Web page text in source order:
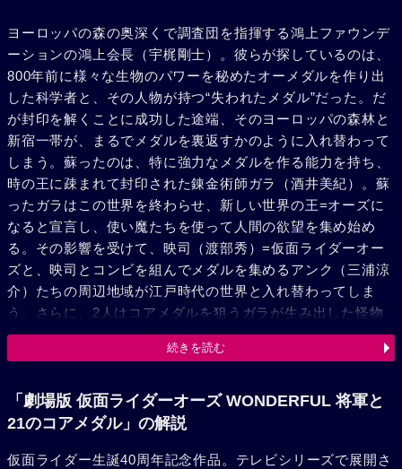
ヨーロッパの森の奥深くで調査団を指揮する鴻上ファウンデ
ーションの鴻上会長（宇梶剛士）。彼らが探しているのは、
800年前に様々な生物のパワーを秘めたオーメダルを作り出
した科学者と、その人物が持つ“失われたメダル”だった。だ
が封印を解くことに成功した途端、そのヨーロッパの森林と
新宿一帯が、まるでメダルを裏返すかのように入れ替わって
しまう。蘇ったのは、特に強力なメダルを作る能力を持ち、
時の王に疎まれて封印された錬金術師ガラ（酒井美紀）。蘇
ったガラはこの世界を終わらせ、新しい世界の王=オーズに
なると宣言し、使い魔たちを使って人間の欲望を集め始め
る。その影響を受けて、映司（渡部秀）=仮面ライダーオー
ズと、映司とコンビを組んでメダルを集めるアンク（三浦涼
介）たちの周辺地域が江戸時代の世界と入れ替わってしま
う。さらに、2人はコアメダルを狙うガラが生み出した怪物
ヤミーたちと戦う羽目に。オーズに変身するために必要なメ
ダルを次々に奪われ、大ピンチに陥る映司たち。出会った町
人々の欲望によって世界の終焉は刻一刻と進んでゆく。起死
回生の鍵を握るのは誰か。映司やアンクたちは世界の終焉を
続きを読む
「劇場版 仮面ライダーオーズ WONDERFUL 将軍と
21のコアメダル」の解説
仮面ライダー生誕40周年記念作品。テレビシリーズで展開さ